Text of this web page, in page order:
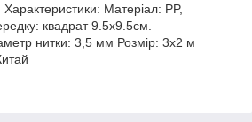
Матеріал: PP,
квадрат 9.5х9.5см.
нитки: 3,5 мм Розмір: 3х2 м